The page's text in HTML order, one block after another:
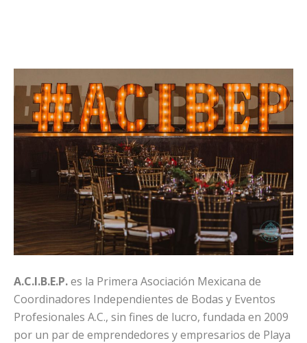
A.C.I.B.E.P.es la Primera Asociación Mexicana de
Coordinadores Independientes de Bodas y Eventos
Profesionales A.C., sin fines de lucro, fundada en 2009
por un par de emprendedores y empresarios de Playa